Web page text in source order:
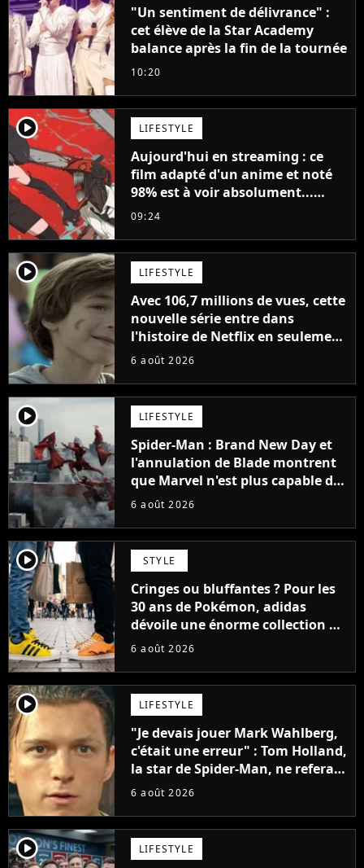
"Un sentiment de délivrance" :
cet élève de la Star Academy
balance après la fin de la tournée
10:20
player2 LIFESTYLE
Aujourd'hui en streaming : ce
film adapté d'un anime et noté
98% est à voir absolument...
sinon vous ne comprendrez plus
09:24
player2 LIFESTYLE
Avec 106,7 millions de vues, cette
nouvelle série entre dans
l'histoire de Netflix en seulement
48 jours
6 août 2026
player2 LIFESTYLE
Spider-Man : Brand New Day et
l'annulation de Blade montrent
que Marvel n'est plus capable de
faire quoi que ce soit de simple
6 août 2026
player2 STYLE
Cringes ou bluffantes ? Pour les
30 ans de Pokémon, adidas
dévoile une énorme collection de
sneakers et je ne sais pas quoi en
6 août 2026
player2 LIFESTYLE
"Je devais jouer Mark Wahlberg,
c'était une erreur" : Tom Holland,
la star de Spider-Man, ne referait
pas ce blockbuster
6 août 2026
player2 LIFESTYLE